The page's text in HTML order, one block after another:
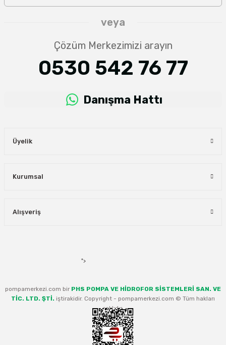
veya
Çözüm Merkezimizi arayın
0530 542 76 77
Danışma Hattı
Üyelik
Kurumsal
Alışveriş
">
pompamerkezi.com bir PHS POMPA VE HİDROFOR SİSTEMLERİ SAN. VE
TİC. LTD. ŞTİ. iştirakidir. Copyright - pompamerkezi.com © Tüm hakları
saklıdır.